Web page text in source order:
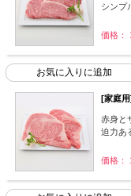
シンプ
価格：
[家庭
赤身と
迫力あ
価格：